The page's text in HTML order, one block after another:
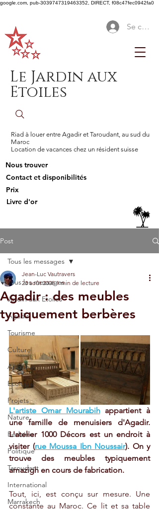
google.com, pub-3039747319463352, DIRECT, f08c47fec0942fa0
Se
Le Jardin aux
Etoiles
Riad à louer entre Agadir et Taroudant, au sud du
Maroc
Location de vacances chez un résident suisse
Nous trouver
Contact et disponibilités
Prix
Livre d'or
Post
Tous les messages
Jardin aux Etoiles
Agadir
Tourisme
Culture
Artisanat
Ecologie
Projets
Nature
Berbère
Politique
Taroudant
International
Marrakech
Tous les messages
Agadir : des meubles
typiquement berbères
Jean-Luc Vautravers
23 août 2008 1 min de lecture
L'artiste Omar Mourabih appartient à
une famille de menuisiers d'Agadir.
L'atelier 1000 Décors est un endroit à
visiter (rue Moussa Ibn Noussair). On y
trouve des meubles typiquement
amazigh en cours de fabrication.
Tout, ici, est conçu sur mesure. Une
constante au Maroc. Ce lit et sa table